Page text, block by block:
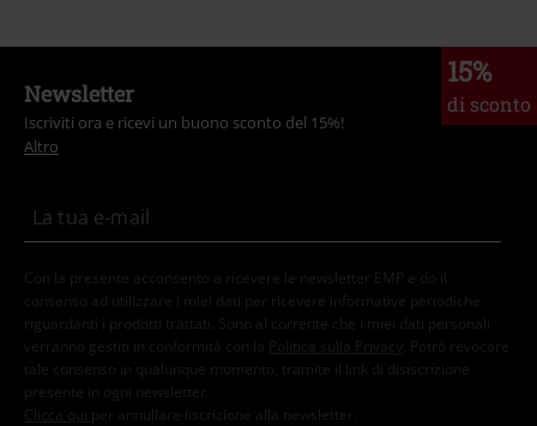
15%
di sconto
Newsletter
Iscriviti ora e ricevi un buono sconto del 15%!
Altro
Con la presente acconsento a ricevere le newsletter EMP e do il
consenso ad utilizzare i miei dati per ricevere informative periodiche
riguardanti i prodotti trattati. Sono al corrente che i miei dati personali
verranno gestiti in conformità con la
Politica sulla Privacy
. Potrò revocare
tale consenso in qualunque momento, tramite il link di disiscrizione
presente in ogni newsletter.
Clicca qui per annullare liscrizione alla newsletter.